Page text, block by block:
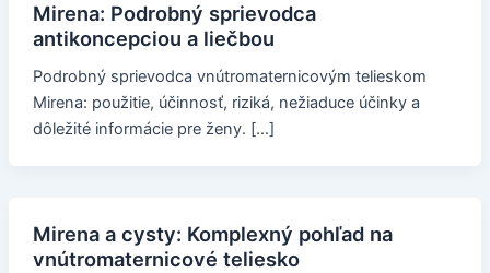
Mirena: Podrobný sprievodca
antikoncepciou a liečbou
Podrobný sprievodca vnútromaternicovým telieskom
Mirena: použitie, účinnosť, riziká, nežiaduce účinky a
dôležité informácie pre ženy. […]
Mirena a cysty: Komplexný pohľad na
vnútromaternicové teliesko